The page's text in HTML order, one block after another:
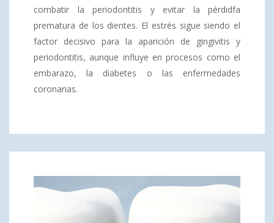
combatir la periodontitis y evitar la pérdidfa
prematura de los dientes. El estrés sigue siendo el
factor decisivo para la aparición de gingivitis y
periodontitis, aunque influye en procesos como el
embarazo, la diabetes o las enfermedades
coronarias.